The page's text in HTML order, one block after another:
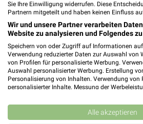
POLO Prospekte und
Polster-Manufaktur Silk
Öffnungszeiten für Neu
Sie Ihre Einwilligung widerrufen. Diese
Partnern mitgeteilt und haben keinen Einfluss
Wir und unsere Partner verarbeiten
Website zu analysieren und Folgendes
Speichern von oder Zugriff auf Informationen
Verwendung reduzierter Daten zur Auswahl von
von Profilen für personalisierte Werbung.
Auswahl personalisierter Werbung. Erstellung
Personalisierung von Inhalten. Verwendung von
personalisierter Inhalte. Messung der
Kombinationen von Daten aus verschiedenen
Verbesserung der Angebote. Verwendung
von Inhalten.
Alle akzeptieren